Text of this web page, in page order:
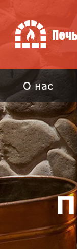
О нас